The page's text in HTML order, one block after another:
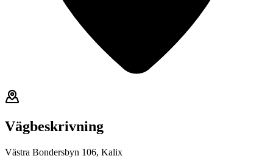
Vägbeskrivning
Västra Bondersbyn 106, Kalix